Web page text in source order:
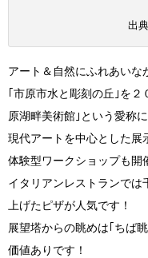
出典
アート＆自然にふれあいな
｢市原市水と彫刻の丘｣を
原湖畔美術館｣という愛称に
現代アートを中心とした展
体験型ワークショップも開
イタリアンレストランでは
上げたピザが人気です！
展望塔からの眺めは｢ちば
価値ありです！